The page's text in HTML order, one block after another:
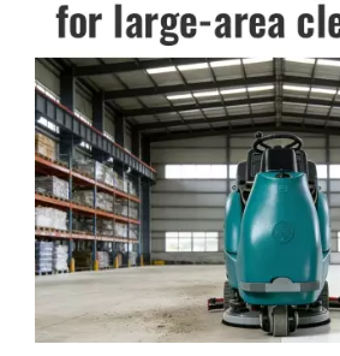
هذا الجهاز عمليات تنظيف شاملة وعالية
مما يُساعد على خلق بيئة عمل
وعامّة أنظف وأكثر هدوءًا وأمانًا.
مساحات متوسطة إلى كبيرة تتراوح بين
5000 و20000 متر مربع، مثل المصانع متوسطة الحجم
السيارات تحت الأرض والمستودعات
الكبيرة والمناطق الصناعية. A5A7BA850BTA17【 المزيد من
المعلومات عن الجهاز 】 ✅ المزايا الرئيسية: تنظيف بدون
تصميمها القابل للركوب، مما يضاعف
كفاءة العمل (4000-9200 متر مربع/ساعة). مزودة ببطارية
تدوم لأكثر من 6 ساعات وضغط فرشاة قابل للتعديل (20-90
مع بقع الزيت الخفيفة والمتوسطة
والثقيلة. معدل استعادة مياه الصرف الصحي ≥95%، مما
للأرضيات ومنع الانزلاق. ⚠ ملاحظات:
مساحة تخزين مخصصة. سعره أعلى من